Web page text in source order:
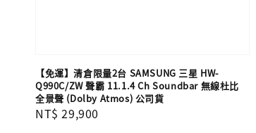
【免運】清倉限量2台 SAMSUNG 三星 HW-
Q990C/ZW 聲霸 11.1.4 Ch Soundbar 無線杜比
全景聲 (Dolby Atmos) 公司貨
Regular
NT$ 29,900